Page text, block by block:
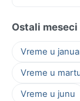
Ostali
Vreme u
Vreme u
Vreme u junu